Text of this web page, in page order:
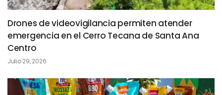
Drones de videovigilancia permiten atender
emergencia en el Cerro Tecana de Santa Ana
Centro
Julio 29, 2026